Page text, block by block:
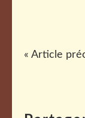
« Article